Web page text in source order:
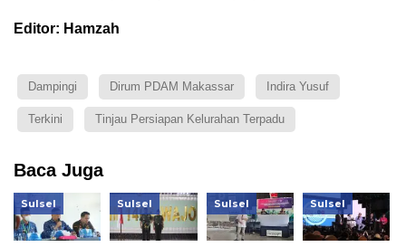
Editor: Hamzah
Dampingi Dirum PDAM Makassar Indira Yusuf
Terkini Tinjau Persiapan Kelurahan Terpadu
Baca Juga
Sulsel Sulsel Sulsel Sulsel